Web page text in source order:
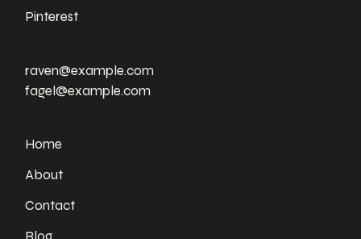
Pinterest
raven@example.com
fagel@example.com
Home
About
Contact